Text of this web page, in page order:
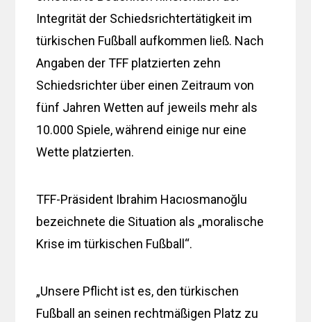
Integrität der Schiedsrichtertätigkeit im
türkischen Fußball aufkommen ließ. Nach
Angaben der TFF platzierten zehn
Schiedsrichter über einen Zeitraum von
fünf Jahren Wetten auf jeweils mehr als
10.000 Spiele, während einige nur eine
Wette platzierten.
TFF-Präsident Ibrahim Hacıosmanoğlu
bezeichnete die Situation als „moralische
Krise im türkischen Fußball“.
„Unsere Pflicht ist es, den türkischen
Fußball an seinen rechtmäßigen Platz zu